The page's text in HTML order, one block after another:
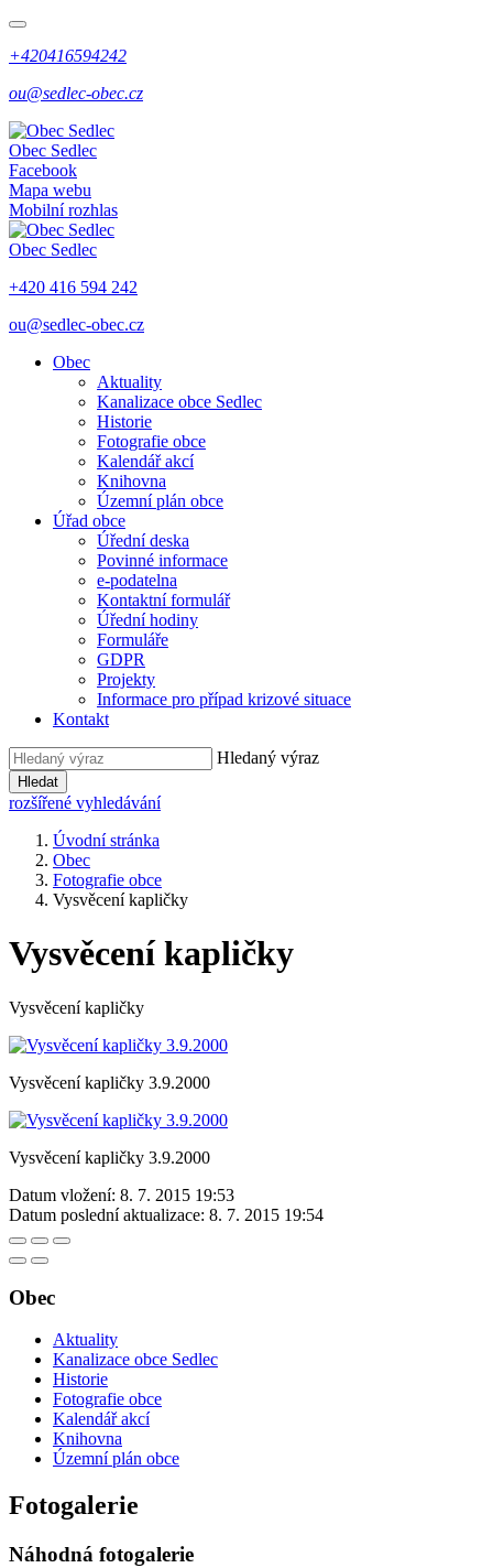
+420416594242
ou@sedlec-obec.cz
Obec Sedlec
Facebook
Mapa webu
Mobilní rozhlas
Obec Sedlec
+420 416 594 242
ou@sedlec-obec.cz
Obec
Aktuality
Kanalizace obce Sedlec
Historie
Fotografie obce
Kalendář akcí
Knihovna
Územní plán obce
Úřad obce
Úřední deska
Povinné informace
e-podatelna
Kontaktní formulář
Úřední hodiny
Formuláře
GDPR
Projekty
Informace pro případ krizové situace
Kontakt
Hledaný výraz
Hledat
rozšířené vyhledávání
Úvodní stránka
Obec
Fotografie obce
Vysvěcení kapličky
Vysvěcení kapličky
Vysvěcení kapličky
Vysvěcení kapličky 3.9.2000
Vysvěcení kapličky 3.9.2000
Datum vložení: 8. 7. 2015 19:53
Datum poslední aktualizace: 8. 7. 2015 19:54
Obec
Aktuality
Kanalizace obce Sedlec
Historie
Fotografie obce
Kalendář akcí
Knihovna
Územní plán obce
Fotogalerie
Náhodná fotogalerie